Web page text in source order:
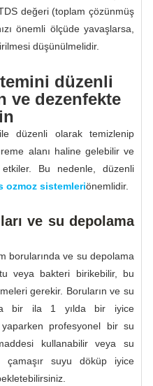
değeri (toplam çözünmüş
önemli ölçüde yavaşlarsa,
düşünülmelidir.
düzenli
ve dezenfekte
düzenli olarak temizlenip
alanı haline gelebilir ve
Bu nedenle, düzenli
ozmoz sistemleriönemlidir.
ve su depolama
borularında ve su depolama
veya bakteri birikebilir, bu
gerekir. Boruların ve su
bir ila 1 yılda bir iyice
profesyonel bir su
kullanabilir veya su
çamaşır suyu döküp iyice